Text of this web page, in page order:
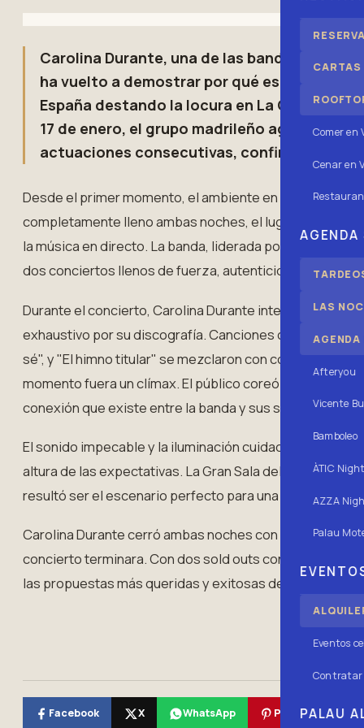
CARTAS
Comer en
Cenar en
AGENDA
LAS
Afteryou
Vicente
Bamboleo
ÀTIC
AZZA
Palau
Eventos
Contratar
PALAU
Carolina Durante, una de las bandas más
ha vuelto a demostrar por qué están en la
España destando la locura en La Gran Sala
17 de enero, el grupo madrileño agotó todas
actuaciones consecutivas, confirmando su
Desde el primer momento, el ambiente en La Gran Sala
completamente lleno ambas noches, el lugar se
la música en directo. La banda, liderada por el
dos conciertos llenos de fuerza, autenticidad y
Durante el concierto, Carolina Durante interpretó
exhaustivo por su discografía. Canciones como
sé", y "El himno titular" se mezclaron con cortes de sus
momento fuera un clímax. El público coreó cada letra
conexión que existe entre la banda y sus seguidores.
El sonido impecable y la iluminación cuidada
altura de las expectativas. La Gran Sala del Palau
resultó ser el escenario perfecto para una actuación
Carolina Durante cerró ambas noches con sendas
concierto terminara. Con dos sold outs consecutivos,
las propuestas más queridas y exitosas de la música
Facebook X WhatsApp Pinterest